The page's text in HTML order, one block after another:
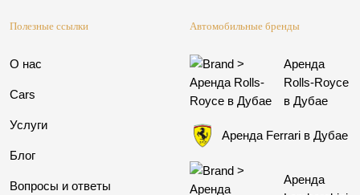
Полезные ссылки
О нас
Cars
Услуги
Блог
Вопросы и ответы
Автомобильные бренды
Аренда
Rolls-Royce
в Дубае
Аренда Ferrari в Дубае
Аренда